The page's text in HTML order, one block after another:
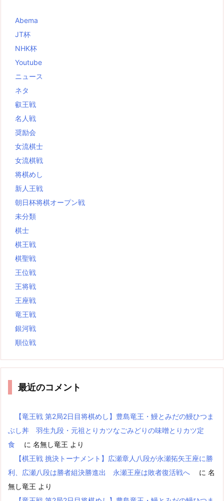
Abema
JT杯
NHK杯
Youtube
ニュース
ネタ
叡王戦
名人戦
奨励会
女流棋士
女流棋戦
将棋めし
新人王戦
朝日杯将棋オープン戦
未分類
棋士
棋王戦
棋聖戦
王位戦
王将戦
王座戦
竜王戦
銀河戦
順位戦
最近のコメント
【竜王戦 第2局2日目将棋めし】豊島竜王・鰻とみだの鰻ひつま
ぶし丼 羽生九段・元祖とりカツなごみどりの味噌とりカツ定
食
に 名無し竜王 より
【棋王戦 挑決トーナメント】広瀬章人八段が永瀬拓矢王座に勝
利、広瀬八段は勝者組決勝進出 永瀬王座は敗者復活戦へ
に 名
無し竜王 より